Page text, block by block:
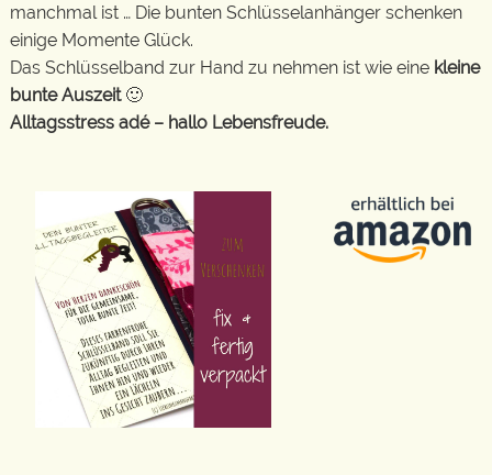
manchmal ist … Die bunten Schlüsselanhänger schenken
einige Momente Glück.
Das Schlüsselband zur Hand zu nehmen ist wie eine kleine
bunte Auszeit🙂
Alltagsstress adé – hallo Lebensfreude.